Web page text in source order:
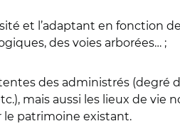
et l’adaptant en fonction
des voies arborées… ;
des administrés (degré
mais aussi les lieux de vie
le patrimoine existant.